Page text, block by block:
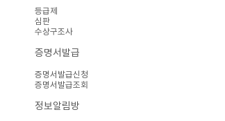
등급제
심판
수상구조사
증명서발급
증명서발급신청
증명서발급조회
정보알림방